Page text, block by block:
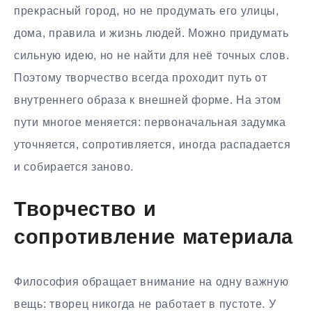
прекрасный город, но не продумать его улицы,
дома, правила и жизнь людей. Можно придумать
сильную идею, но не найти для неё точных слов.
Поэтому творчество всегда проходит путь от
внутреннего образа к внешней форме. На этом
пути многое меняется: первоначальная задумка
уточняется, сопротивляется, иногда распадается
и собирается заново.
Творчество и
сопротивление материала
Философия обращает внимание на одну важную
вещь: творец никогда не работает в пустоте. У